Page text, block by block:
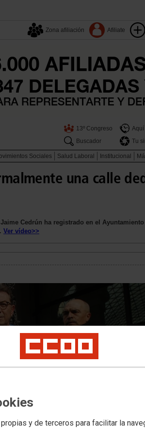
y de terceros para facilitar la
Zona afiliación Afiliate
13º Congreso Aquí
Buscador
Tu
Sociales Salud Laboral Institucional
una calle
Cedrún ha registrado en el
Ver vídeo>>